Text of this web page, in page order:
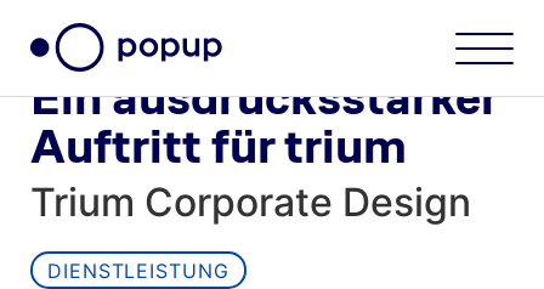
Ein ausdrucksstarker
Auftritt für trium
Trium Corporate Design
DIENSTLEISTUNG